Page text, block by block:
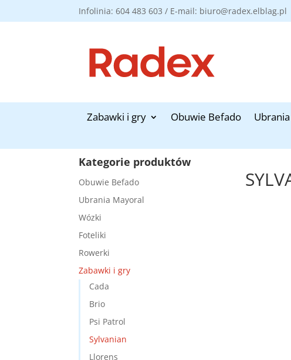
Infolinia: 604 483 603 / E-mail: biuro@radex.elblag.pl
Zabawki i gry Obuwie Befado
Kategorie produktów
Obuwie Befado
Ubrania Mayoral
Wózki
Foteliki
Rowerki
Zabawki i gry
Cada
Brio
Psi Patrol
Sylvanian
Llorens